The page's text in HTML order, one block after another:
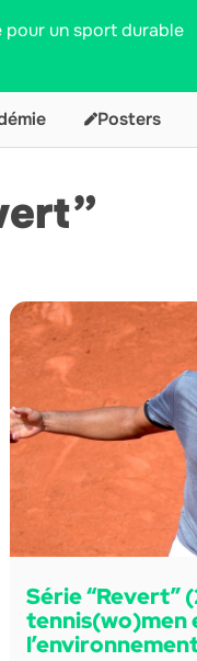
un sport durable
Posters
Série “Revert”
tennis(wo)men